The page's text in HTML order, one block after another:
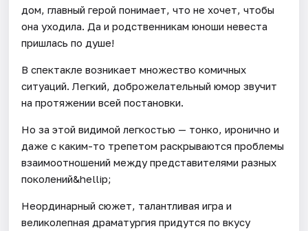
дом, главный герой понимает, что не хочет, чтобы
она уходила. Да и родственникам юноши невеста
пришлась по душе!
В спектакле возникает множество комичных
ситуаций. Легкий, доброжелательный юмор звучит
на протяжении всей постановки.
Но за этой видимой легкостью — тонко, иронично и
даже с каким-то трепетом раскрываются проблемы
взаимоотношений между представителями разных
поколений&hellip;
Неординарный сюжет, талантливая игра и
великолепная драматургия придутся по вкусу